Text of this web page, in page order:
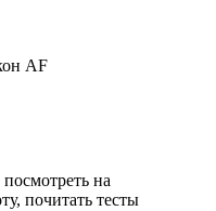
AF
на
почитать тесты